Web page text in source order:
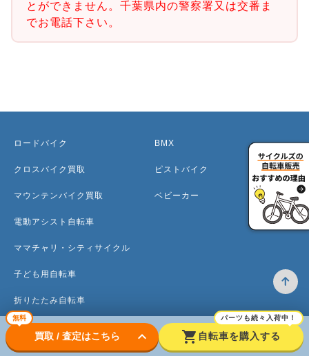
とができません。千葉県内の警察署又は交番ま
でお電話下さい。
無料
買取 / 査定はこちら keyboard_arrow_down shopping_cart
パーツも続々入荷中！
自転車を購入する
ロードバイク
クロスバイク買取
マウンテンバイク買取
電動アシスト自転車
ママチャリ・シティサイクル
子ども用自転車
折りたたみ自転車
ミニベロ
BMX
ピストバイク
ベビーカー